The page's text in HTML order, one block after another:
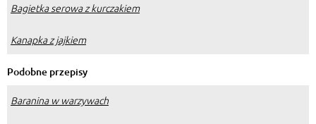
Bagietka serowa z kurczakiem
Kanapka z jajkiem
Podobne przepisy
Baranina w warzywach